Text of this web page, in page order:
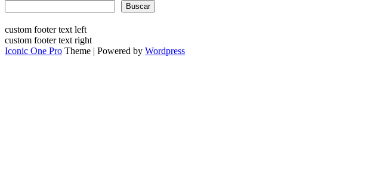
Buscar
custom footer text left
custom footer text right
Iconic One Pro Theme | Powered by Wordpress